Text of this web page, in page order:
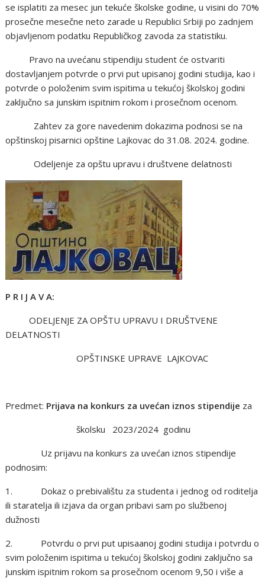
se isplatiti za mesec jun tekuće školske godine, u visini do 70%
prosečne mesečne neto zarade u Republici Srbiji po zadnjem
objavljenom podatku Republičkog zavoda za statistiku.
Pravo na uvećanu stipendiju student će ostvariti
dostavljanjem potvrde o prvi put upisanoj godini studija, kao i
potvrde o položenim svim ispitima u tekućoj školskoj godini
zaključno sa junskim ispitnim rokom i prosečnom ocenom.
Zahtev za gore navedenim dokazima podnosi se na
opštinskoj pisarnici opštine Lajkovac do 31.08. 2024. godine.
Odeljenje za opštu upravu i društvene delatnosti
P R I J A V A:
ODELJENJE ZA OPŠTU UPRAVU I DRUŠTVENE
DELATNOSTI
OPŠTINSKE UPRAVE LAJKOVAC
Predmet: Prijava na konkurs za uvećan iznos stipendije za
školsku 2023/2024 godinu
Uz prijavu na konkurs za uvećan iznos stipendije
podnosim:
1. Dokaz o prebivalištu za studenta i jednog od roditelja
ili staratelja ili izjava da organ pribavi sam po službenoj
dužnosti
2. Potvrdu o prvi put upisaanoj godini studija i potvrdu o
svim položenim ispitima u tekućoj školskoj godini zaključno sa
junskim ispitnim rokom sa prosečnom ocenom 9,50 i više a